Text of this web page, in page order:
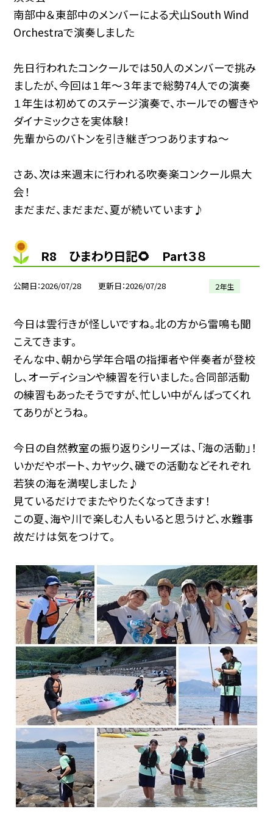
南部中＆東部中のメンバーによる犬山South Wind
Orchestraで演奏しました
先日行われたコンクールでは50人のメンバーで挑み
ましたが、今回は１年〜３年まで総勢74人での演奏
１年生は初めてのステージ演奏で、ホールでの響きや
ダイナミックさを実体験！
先輩からのバトンを引き継ぎつつありますね〜
さあ、次は来週末に行われる吹奏楽コンクール県大
会！
まだまだ、まだまだ、夏が続いています♪
R8 ひまわり日記🌻 Part３８
公開日 2026/07/28 更新日 2026/07/28 ２年生
今日は雲行きが怪しいですね。北の方から雷鳴も聞
こえてきます。
そんな中、朝から学年合唱の指揮者や伴奏者が登校
し、オーディションや練習を行いました。合同部活動
の練習もあったそうですが、忙しい中がんばってくれ
てありがとうね。
今日の自然教室の振り返りシリーズは、「海の活動」！
いかだやボート、カヤック、磯での活動などそれぞれ
若狭の海を満喫しました♪
見ているだけでまたやりたくなってきます！
この夏、海や川で楽しむ人もいると思うけど、水難事
故だけは気をつけて。